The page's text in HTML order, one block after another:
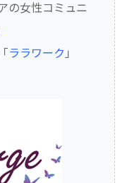
性コミュニ
ララワーク 」